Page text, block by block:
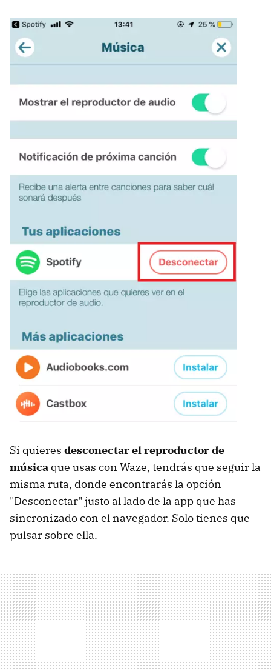
Si quieres desconectar el reproductor de
música que usas con Waze, tendrás que seguir la
misma ruta, donde encontrarás la opción
"Desconectar" justo al lado de la app que has
sincronizado con el navegador. Solo tienes que
pulsar sobre ella.